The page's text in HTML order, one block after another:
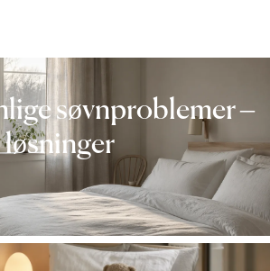
søvnproblemer –
løsninger